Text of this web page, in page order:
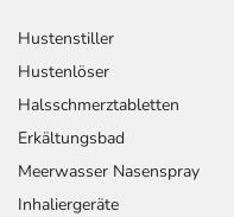
Hustenstiller
Hustenlöser
Halsschmerztabletten
Erkältungsbad
Meerwasser Nasenspray
Inhaliergeräte